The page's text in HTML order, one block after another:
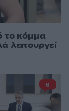
το κόμμα
λειτουργεί
6